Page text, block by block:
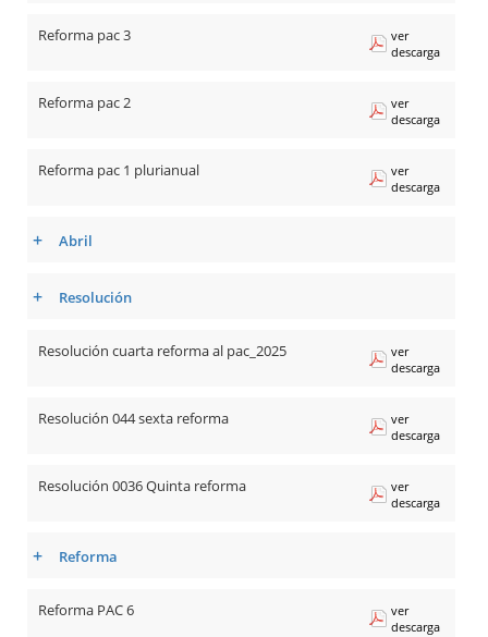
Reforma pac 3
ver
descarga
Reforma pac 2
ver
descarga
Reforma pac 1 plurianual
ver
descarga
+ Abril
+ Resolución
Resolución cuarta reforma al pac_2025
ver
descarga
Resolución 044 sexta reforma
ver
descarga
Resolución 0036 Quinta reforma
ver
descarga
+ Reforma
Reforma PAC 6
ver
descarga